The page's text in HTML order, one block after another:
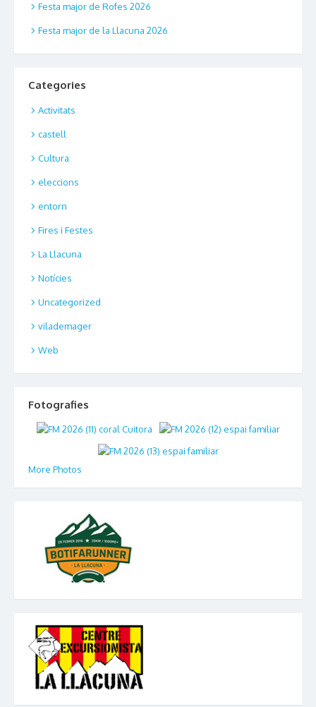
Festa major de Rofes 2026
Festa major de la Llacuna 2026
Categories
Activitats
castell
Cultura
eleccions
entorn
Fires i Festes
La Llacuna
Notícies
Uncategorized
vilademager
Web
Fotografies
More Photos